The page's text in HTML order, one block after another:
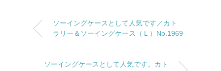
ソーイングケースとして人気です／カト
ラリー＆ソーイングケース（Ｌ）No.1969
ソーイングケースとして人気です。カト